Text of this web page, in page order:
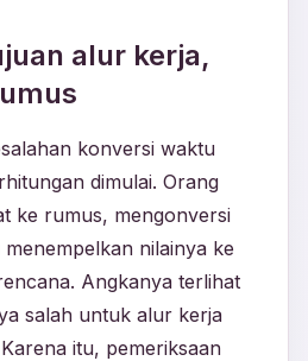
alur kerja,
konversi waktu
dimulai. Orang
ke rumus, mengonversi
nilainya ke
Angkanya terlihat
salah untuk alur kerja
itu, pemeriksaan